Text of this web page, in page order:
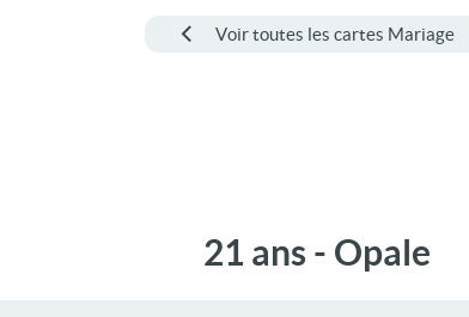
Voir toutes les cartes Mariage
21 ans - Opale